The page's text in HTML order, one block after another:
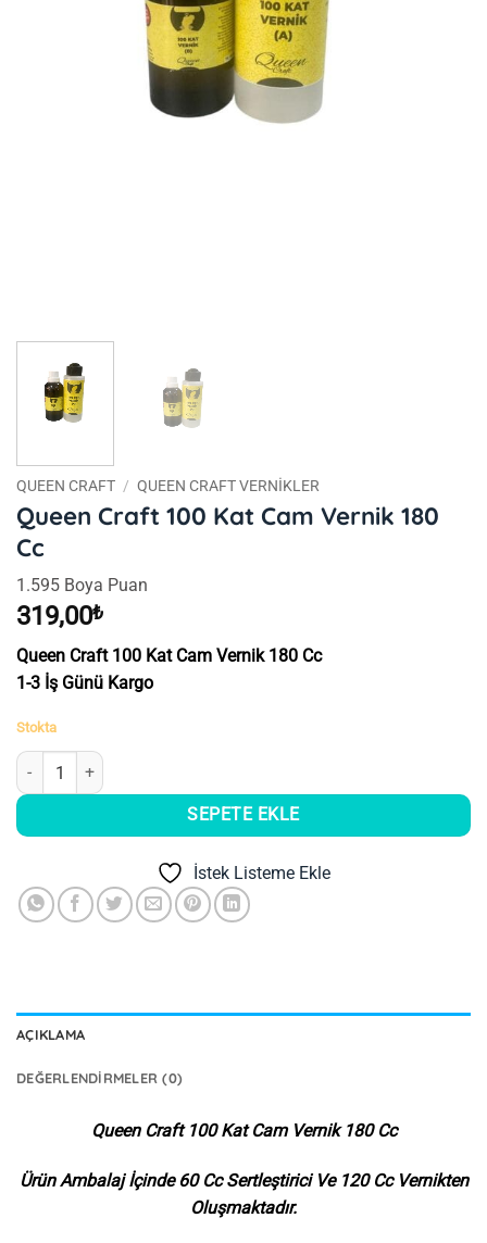
QUEEN CRAFT / QUEEN CRAFT VERNIKLER
Queen Craft 100 Kat Cam Vernik 180
Cc
1.595 Boya Puan
319,00₺
Queen Craft 100 Kat Cam Vernik 180 Cc
1-3 İş Günü Kargo
Stokta
Queen Craft 100 Kat Cam Vernik 180 Cc adet
SEPETE EKLE
İstek Listeme Ekle
AÇIKLAMA
DEĞERLENDIRMELER (0)
Queen Craft 100 Kat Cam Vernik 180 Cc
Ürün Ambalaj İçinde 60 Cc Sertleştirici Ve 120 Cc Vernikten
Oluşmaktadır.